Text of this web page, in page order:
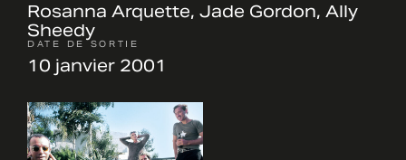
Rosanna Arquette, Jade Gordon, Ally
Sheedy
DATE DE SORTIE
10 janvier 2001